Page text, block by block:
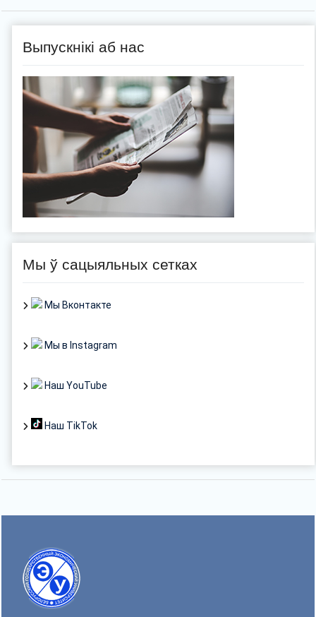
Выпускнікі аб нас
Мы ў сацыяльных сетках
Мы Вконтакте
Мы в Instagram
Наш YouTube
Наш TikTok